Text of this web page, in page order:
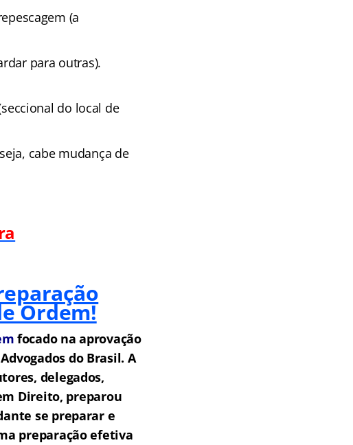
(a
para outras).
do local de
cabe mudança de
Ordem!
focado na aprovação
do Brasil. A
delegados,
Direito, preparou
se preparar e
preparação efetiva